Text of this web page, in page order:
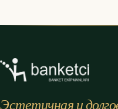
Эстетичная и